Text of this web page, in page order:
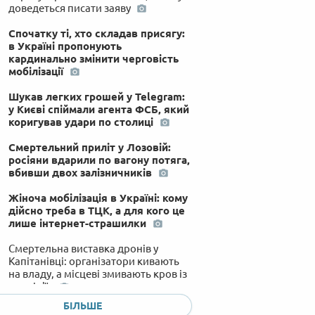
доведеться писати заяву
Спочатку ті, хто складав присягу:
в Україні пропонують
кардинально змінити черговість
мобілізації
Шукав легких грошей у Telegram:
у Києві спіймали агента ФСБ, який
коригував удари по столиці
Смертельний приліт у Лозовій:
росіяни вдарили по вагону потяга,
вбивши двох залізничників
Жіноча мобілізація в Україні: кому
дійсно треба в ТЦК, а для кого це
лише інтернет-страшилки
Смертельна виставка дронів у
Капітанівці: організатори кивають
на владу, а місцеві змивають кров із
подвір'їв
Нуль збитих балістичних ракет та
БІЛЬШЕ